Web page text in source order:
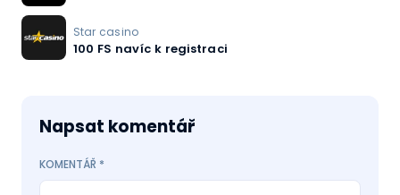
Star casino
100 FS navíc k registraci
Napsat komentář
KOMENTÁŘ *